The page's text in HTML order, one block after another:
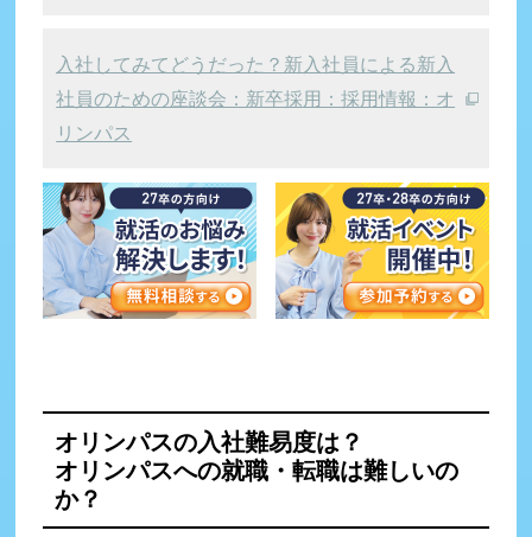
入社してみてどうだった？新入社員による新入
社員のための座談会：新卒採用：採用情報：オ
リンパス
オリンパスの入社難易度は？
オリンパスへの就職・転職は難しいの
か？